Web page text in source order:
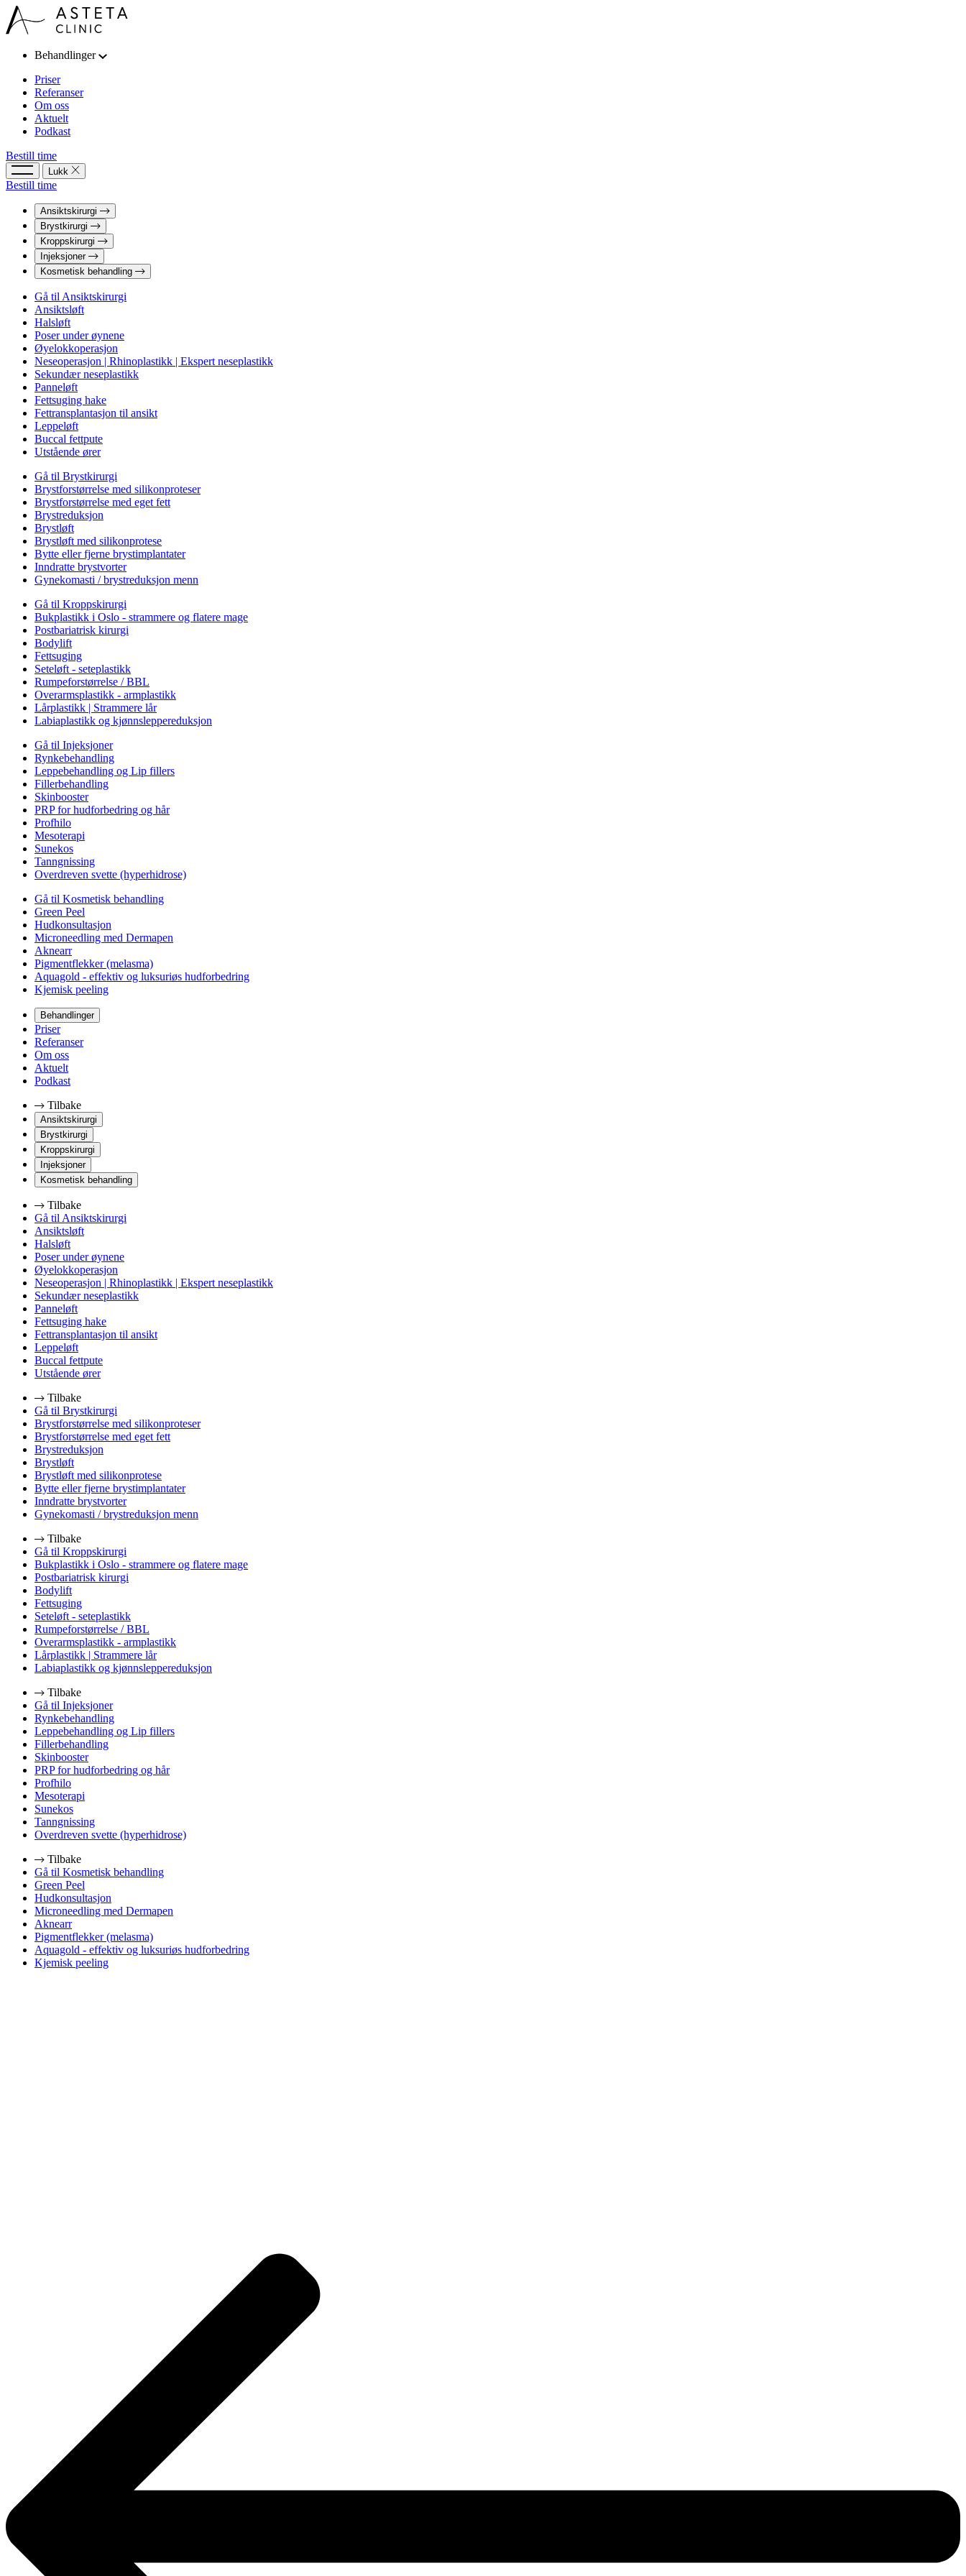
Behandlinger
Priser
Referanser
Om oss
Aktuelt
Podkast
Bestill time
Lukk
Bestill time
Ansiktskirurgi
Brystkirurgi
Kroppskirurgi
Injeksjoner
Kosmetisk behandling
Gå til Ansiktskirurgi
Ansiktsløft
Halsløft
Poser under øynene
Øyelokkoperasjon
Neseoperasjon | Rhinoplastikk | Ekspert neseplastikk
Sekundær neseplastikk
Panneløft
Fettsuging hake
Fettransplantasjon til ansikt
Leppeløft
Buccal fettpute
Utstående ører
Gå til Brystkirurgi
Brystforstørrelse med silikonproteser
Brystforstørrelse med eget fett
Brystreduksjon
Brystløft
Brystløft med silikonprotese
Bytte eller fjerne brystimplantater
Inndratte brystvorter
Gynekomasti / brystreduksjon menn
Gå til Kroppskirurgi
Bukplastikk i Oslo - strammere og flatere mage
Postbariatrisk kirurgi
Bodylift
Fettsuging
Seteløft - seteplastikk
Rumpeforstørrelse / BBL
Overarmsplastikk - armplastikk
Lårplastikk | Strammere lår
Labiaplastikk og kjønnsleppereduksjon
Gå til Injeksjoner
Rynkebehandling
Leppebehandling og Lip fillers
Fillerbehandling
Skinbooster
PRP for hudforbedring og hår
Profhilo
Mesoterapi
Sunekos
Tanngnissing
Overdreven svette (hyperhidrose)
Gå til Kosmetisk behandling
Green Peel
Hudkonsultasjon
Microneedling med Dermapen
Aknearr
Pigmentflekker (melasma)
Aquagold - effektiv og luksuriøs hudforbedring
Kjemisk peeling
Behandlinger
Priser
Referanser
Om oss
Aktuelt
Podkast
Tilbake
Ansiktskirurgi
Brystkirurgi
Kroppskirurgi
Injeksjoner
Kosmetisk behandling
Tilbake
Gå til Ansiktskirurgi
Ansiktsløft
Halsløft
Poser under øynene
Øyelokkoperasjon
Neseoperasjon | Rhinoplastikk | Ekspert neseplastikk
Sekundær neseplastikk
Panneløft
Fettsuging hake
Fettransplantasjon til ansikt
Leppeløft
Buccal fettpute
Utstående ører
Tilbake
Gå til Brystkirurgi
Brystforstørrelse med silikonproteser
Brystforstørrelse med eget fett
Brystreduksjon
Brystløft
Brystløft med silikonprotese
Bytte eller fjerne brystimplantater
Inndratte brystvorter
Gynekomasti / brystreduksjon menn
Tilbake
Gå til Kroppskirurgi
Bukplastikk i Oslo - strammere og flatere mage
Postbariatrisk kirurgi
Bodylift
Fettsuging
Seteløft - seteplastikk
Rumpeforstørrelse / BBL
Overarmsplastikk - armplastikk
Lårplastikk | Strammere lår
Labiaplastikk og kjønnsleppereduksjon
Tilbake
Gå til Injeksjoner
Rynkebehandling
Leppebehandling og Lip fillers
Fillerbehandling
Skinbooster
PRP for hudforbedring og hår
Profhilo
Mesoterapi
Sunekos
Tanngnissing
Overdreven svette (hyperhidrose)
Tilbake
Gå til Kosmetisk behandling
Green Peel
Hudkonsultasjon
Microneedling med Dermapen
Aknearr
Pigmentflekker (melasma)
Aquagold - effektiv og luksuriøs hudforbedring
Kjemisk peeling